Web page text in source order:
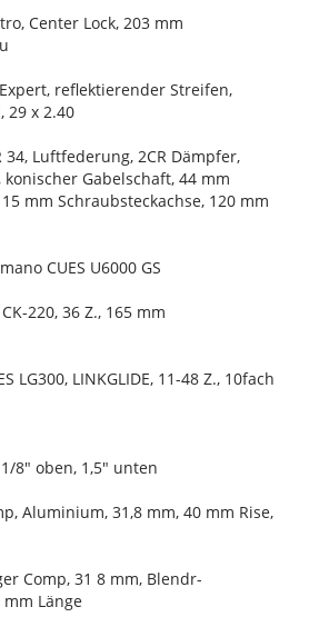
Center Lock, 203 mm
reflektierender Streifen,
29 x 2.40
34, Luftfederung, 2CR Dämpfer,
Gabelschaft, 44 mm
mm Schraubsteckachse, 120 mm
CUES U6000 GS
220, 36 Z., 165 mm
LG300, LINKGLIDE, 11-48 Z., 10fach
8" oben, 1,5" unten
Aluminium, 31,8 mm, 40 mm Rise,
Comp, 31 8 mm, Blendr-
Länge